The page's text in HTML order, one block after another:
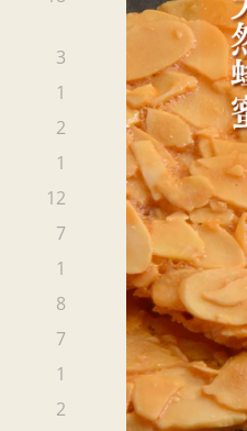
3
1
2
1
12
7
1
8
7
1
2